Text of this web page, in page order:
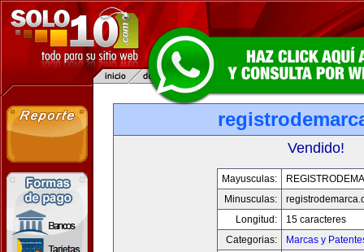
Vendido!
Mayusculas:
Minusculas:
Longitud:
15 caracteres
Categorias:
Marcas y